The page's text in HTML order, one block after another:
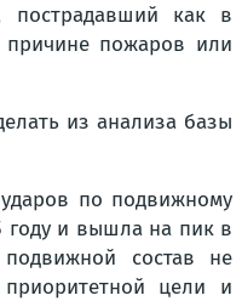
пострадавший как в
причине пожаров или
из анализа базы
по подвижному
году и вышла на пик в
состав не
приоритетной цели и